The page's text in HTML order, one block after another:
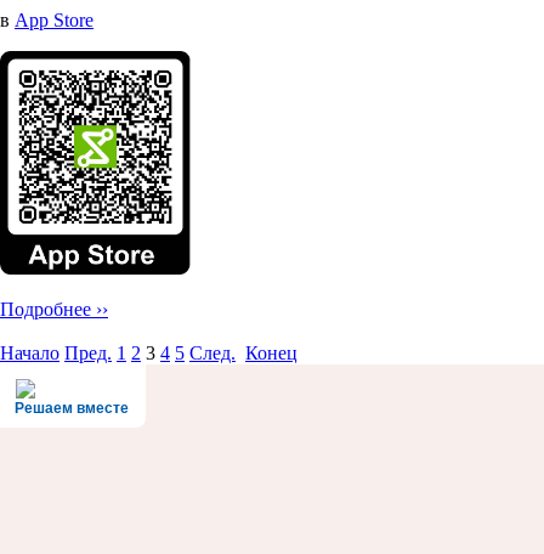
в App Store
Подробнее ››
Начало Пред. 1 2 3 4 5 След. Конец
Решаем вместе